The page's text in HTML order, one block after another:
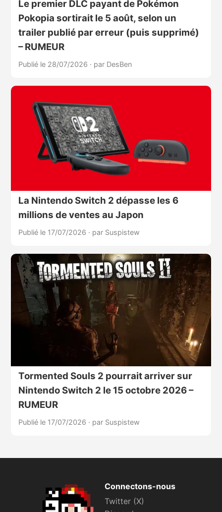
Le premier DLC payant de Pokémon
Pokopia sortirait le 5 août, selon un
trailer publié par erreur (puis supprimé)
– RUMEUR
Publié le 28/07/2026 · par DesBen
La Nintendo Switch 2 dépasse les 6
millions de ventes au Japon
Publié le 17/07/2026 · par Suspistew
Tormented Souls 2 pourrait arriver sur
Nintendo Switch 2 le 15 octobre 2026 –
RUMEUR
Publié le 17/07/2026 · par Suspistew
Connectons-nous
Twitter (X)